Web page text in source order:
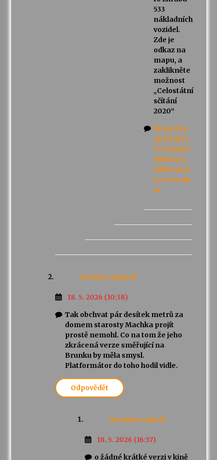
533
nákladních
vozidel.
Zde je
odkaz na
mapu, a
zaklikněte
možnost
„Celostátní
sčítání
2020“
https://ge
oportal.rs
d.cz/apps/
silnicni_a_
dalnicni_si
t_cr_verejn
a/
Anonym napsal:
18. 5. 2026 (10:38)
Tak obchvat pár desítek metrů za
domem starosty Machka projít
prostě nemohl. Co na tom že jeho
zkrácená verze směřující na
Brunku by měla smysl.
Platformátor do toho hodil vidle.
Odpovědět
Anonym napsal:
18. 5. 2026 (16:37)
o žádné krátké verzi v kině